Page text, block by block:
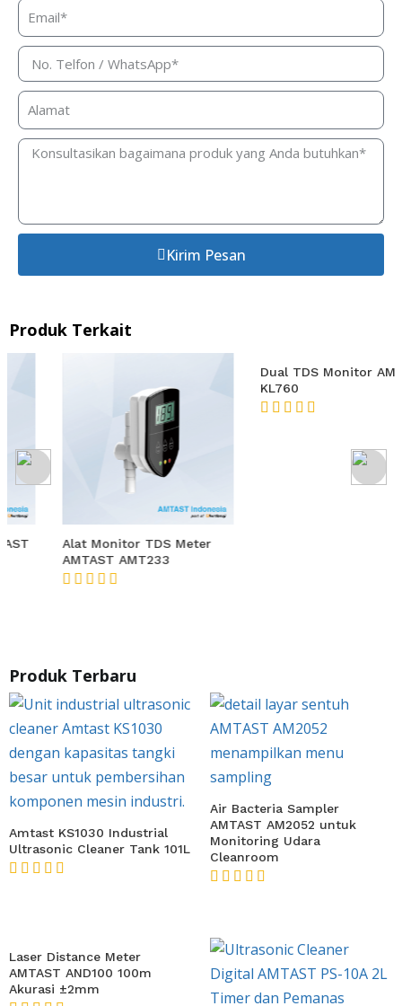
Kirim Pesan
Produk Terkait
Alat Monitor TDS Meter
AMTAST AMT233
Produk Terbaru
Amtast KS1030 Industrial
Ultrasonic Cleaner Tank 101L
Air Bacteria Sampler
AMTAST AM2052 untuk
Monitoring Udara
Cleanroom
Laser Distance Meter
AMTAST AND100 100m
Akurasi ±2mm